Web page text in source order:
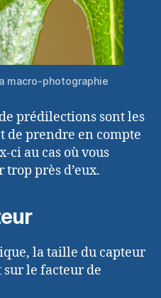
macro-photographie
prédilections sont les
de prendre en compte
ci au cas où vous
près d’eux.
la taille du capteur
le facteur de